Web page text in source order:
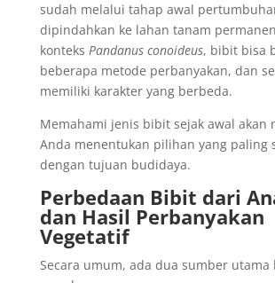
sudah melalui tahap awal
dipindahkan ke lahan tanam
konteks Pandanus conoideus, bibit bisa
beberapa metode perbanyakan, dan
memiliki karakter yang berbeda.
Memahami jenis bibit sejak awal akan
Anda menentukan pilihan yang paling
dengan tujuan budidaya.
Perbedaan Bibit dari
dan Hasil Perbanyakan
Vegetatif
Secara umum, ada dua sumber